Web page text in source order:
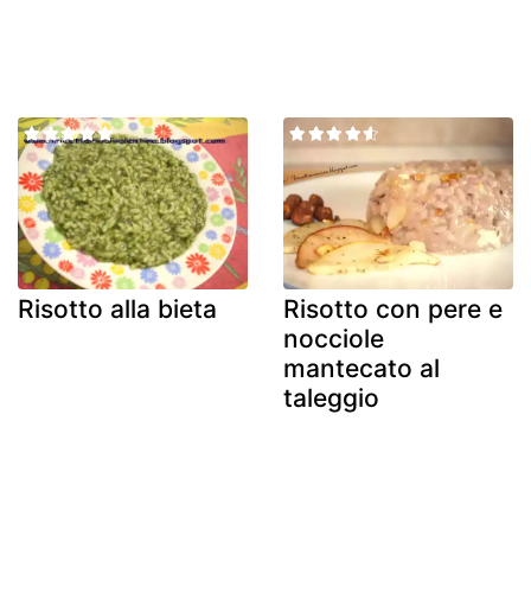
Risotto alla bieta
Risotto con pere e
nocciole
mantecato al
taleggio